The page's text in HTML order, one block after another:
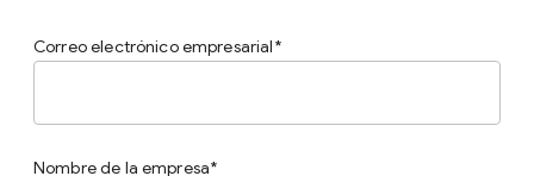
Correo electrónico empresarial
Nombre de la empresa